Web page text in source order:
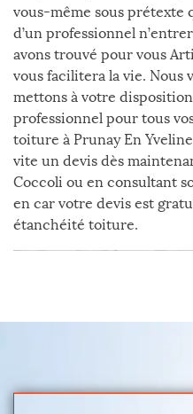
vous-même sous prétexte
d’un professionnel
avons trouvé pour vous
vous facilitera la vie. Nous
mettons à votre
professionnel pour tous
toiture à Prunay En
vite un devis dès
Coccoli ou en consultant
en car votre devis est
étanchéité toiture.